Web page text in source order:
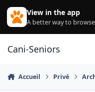
Aller au contenu
View in the app
A better way to
Cani-Seniors
Accueil Privé